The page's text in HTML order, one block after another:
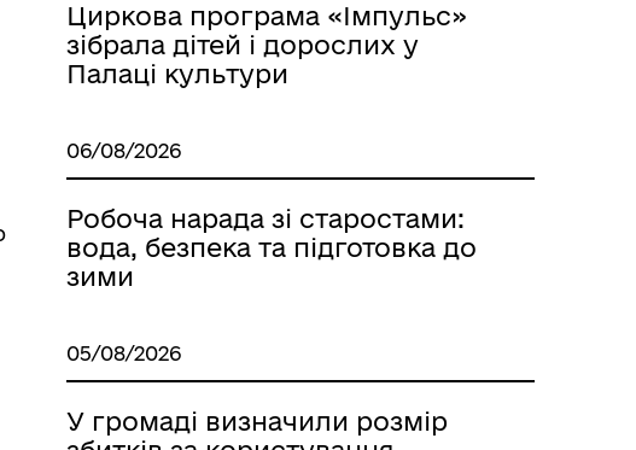
Циркова програма «Імпульс»
зібрала дітей і дорослих у
Палаці культури
06/08/2026
Робоча нарада зі старостами:
вода, безпека та підготовка до
зими
05/08/2026
У громаді визначили розмір